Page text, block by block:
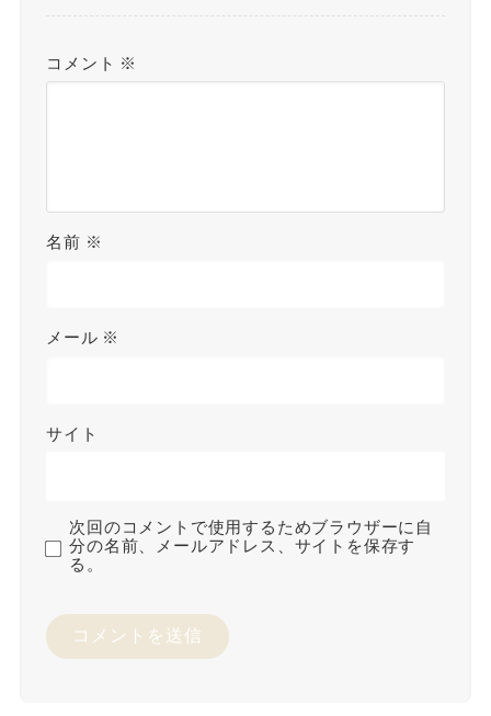
コメント ※
名前 ※
メール ※
サイト
次回のコメントで使用するためブラウザーに自
分の名前、メールアドレス、サイトを保存す
る。